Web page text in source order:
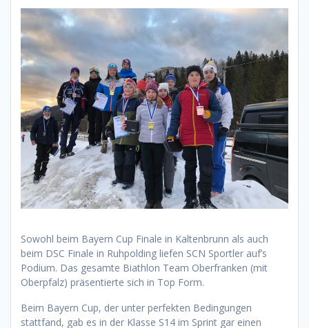
Sowohl beim Bayern Cup Finale in Kaltenbrunn als auch
beim DSC Finale in Ruhpolding liefen SCN Sportler auf’s
Podium. Das gesamte Biathlon Team Oberfranken (mit
Oberpfalz) präsentierte sich in Top Form.
Beim Bayern Cup, der unter perfekten Bedingungen
stattfand, gab es in der Klasse S14 im Sprint gar einen